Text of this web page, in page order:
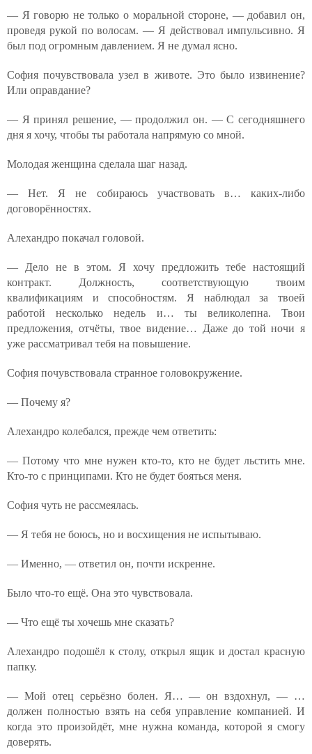
— Я говорю не только о моральной стороне, — добавил он,
проведя рукой по волосам. — Я действовал импульсивно. Я
был под огромным давлением. Я не думал ясно.
София почувствовала узел в животе. Это было извинение?
Или оправдание?
— Я принял решение, — продолжил он. — С сегодняшнего
дня я хочу, чтобы ты работала напрямую со мной.
Молодая женщина сделала шаг назад.
— Нет. Я не собираюсь участвовать в… каких-либо
договорённостях.
Алехандро покачал головой.
— Дело не в этом. Я хочу предложить тебе настоящий
контракт. Должность, соответствующую твоим
квалификациям и способностям. Я наблюдал за твоей
работой несколько недель и… ты великолепна. Твои
предложения, отчёты, твое видение… Даже до той ночи я
уже рассматривал тебя на повышение.
София почувствовала странное головокружение.
— Почему я?
Алехандро колебался, прежде чем ответить:
— Потому что мне нужен кто-то, кто не будет льстить мне.
Кто-то с принципами. Кто не будет бояться меня.
София чуть не рассмеялась.
— Я тебя не боюсь, но и восхищения не испытываю.
— Именно, — ответил он, почти искренне.
Было что-то ещё. Она это чувствовала.
— Что ещё ты хочешь мне сказать?
Алехандро подошёл к столу, открыл ящик и достал красную
папку.
— Мой отец серьёзно болен. Я… — он вздохнул, — …
должен полностью взять на себя управление компанией. И
когда это произойдёт, мне нужна команда, которой я смогу
доверять.